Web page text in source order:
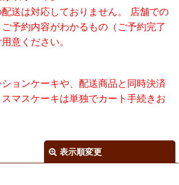
送は対応しておりません。 店舗での
予約内容がわかるもの（ご予約完了
意ください。
ョンケーキや、配送商品と同時決済
マスケーキは単独でカート手続きお
表示順変更